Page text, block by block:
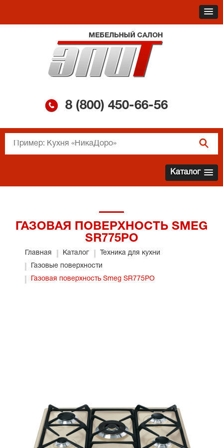
8 (800) 450-66-56
Каталог
ГАЗОВАЯ ПОВЕРХНОСТЬ SMEG
SR775PO
Главная Каталог
Техника для кухни
Газовые поверхности
Газовая поверхность Smeg SR775PO